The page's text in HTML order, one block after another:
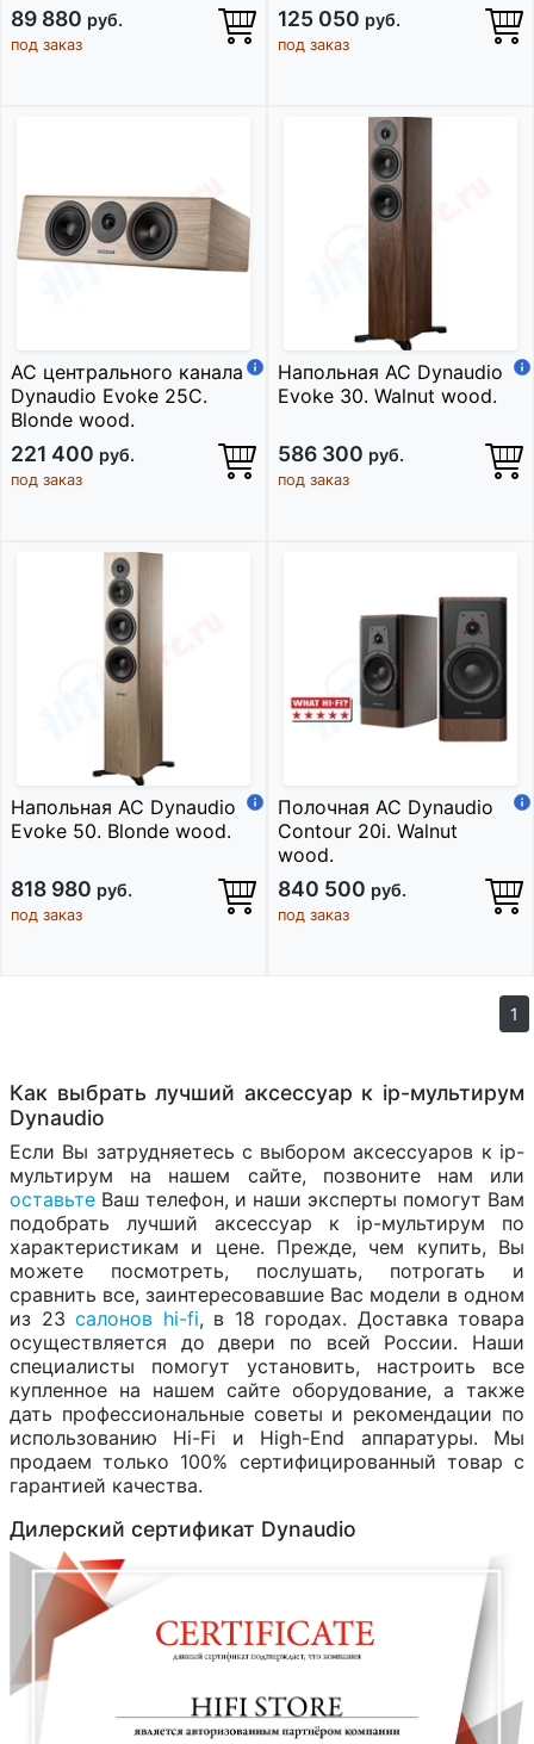
89 880 руб.
под заказ
125 050 руб.
под заказ
АС центрального канала
Dynaudio Evoke 25C.
Blonde wood.
221 400 руб.
под заказ
Напольная АС Dynaudio
Evoke 30. Walnut wood.
586 300 руб.
под заказ
Напольная АС Dynaudio
Evoke 50. Blonde wood.
818 980 руб.
под заказ
Полочная АС Dynaudio
Contour 20i. Walnut
wood.
840 500 руб.
под заказ
1
Как выбрать лучший аксессуар к ip-мультирум
Dynaudio
Если Вы затрудняетесь с выбором аксессуаров к ip-
мультирум на нашем сайте, позвоните нам или
оставьте Ваш телефон, и наши эксперты помогут Вам
подобрать лучший аксессуар к ip-мультирум по
характеристикам и цене. Прежде, чем купить, Вы
можете посмотреть, послушать, потрогать и
сравнить все, заинтересовавшие Вас модели в одном
из 23 салонов hi-fi, в 18 городах. Доставка товара
осуществляется до двери по всей России. Наши
специалисты помогут установить, настроить все
купленное на нашем сайте оборудование, а также
дать профессиональные советы и рекомендации по
использованию Hi-Fi и High-End аппаратуры. Мы
продаем только 100% сертифицированный товар с
гарантией качества.
Дилерский сертификат Dynaudio